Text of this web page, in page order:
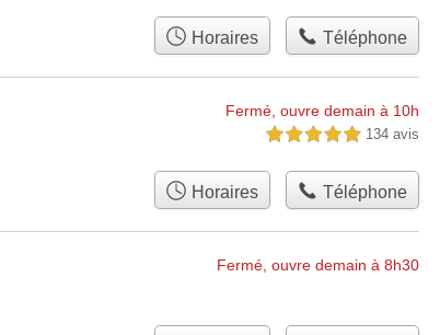
Horaires Téléphone
Fermé, ouvre demain à 10h
5,0 étoiles sur 5 134 avis
Horaires Téléphone
Fermé, ouvre demain à 8h30